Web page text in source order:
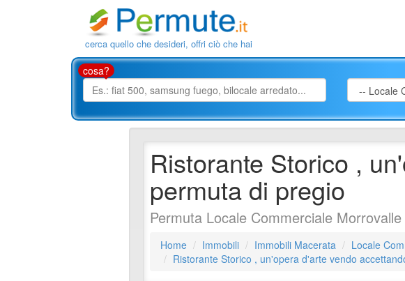
cerca quello che desideri, offri ciò che hai
cosa?
Ristorante Storico ,
permuta di pregio
Permuta Locale Commerciale
Home Immobili Immobili Macerata
Locale
Ristorante Storico , un'opera d'arte vendo